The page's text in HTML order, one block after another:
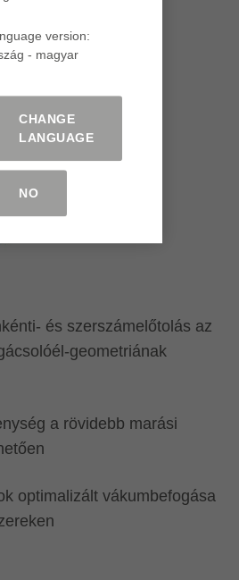
és szerszámelőtolás az
geometriának
a rövidebb marási
optimalizált vákumbefogása
version:
- magyar
CHANGE
LANGUAGE
NO